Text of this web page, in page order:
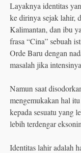
Layaknya identitas
ke dirinya sejak lahir,
Kalimantan, dan ibu
frasa “Cina” sebuah
Orde Baru dengan
masalah jika
Namun saat
mengemukakan hal
kepada sesuatu yang
lebih terdengar
Identitas lahir adalah